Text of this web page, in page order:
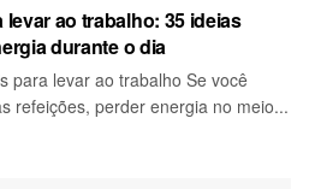
ao trabalho: 35 ideias
durante o dia
para levar ao trabalho Se você
refeições, perder energia no meio...